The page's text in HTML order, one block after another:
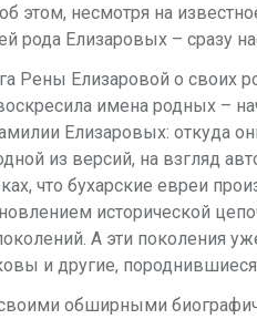
несмотря на
рода Елизаровых – сразу
Рены Елизаровой о своих
имена родных –
Елизаровых: откуда
из версий, на взгляд
что бухарские евреи
исторической
А эти поколения
и другие,
своими обширными